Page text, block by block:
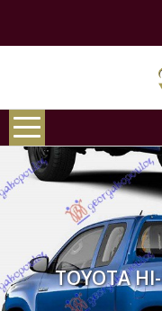
TOYOTA